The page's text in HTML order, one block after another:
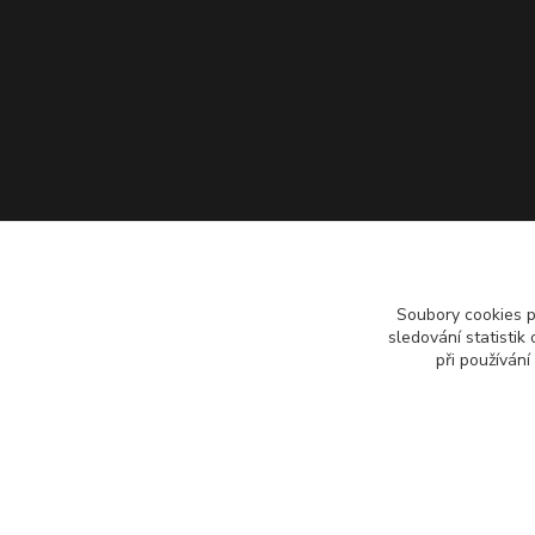
Soubory cookies
sledování statistik
při